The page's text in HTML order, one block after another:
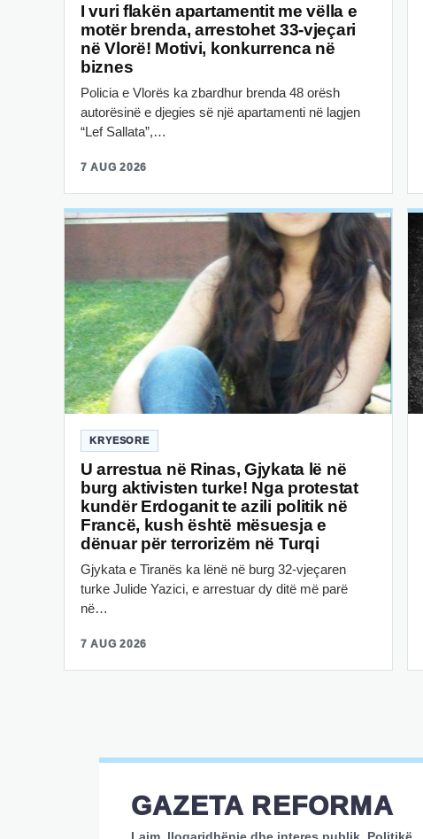
I vuri flakën apartamentit me vëlla e
motër brenda, arrestohet 33-vjeçari
në Vlorë! Motivi, konkurrenca në
biznes
Policia e Vlorës ka zbardhur brenda 48 orësh
autorësinë e djegies së një apartamenti në lagjen
“Lef Sallata”,…
7 AUG 2026
KRYESORE
U arrestua në Rinas, Gjykata lë në
burg aktivisten turke! Nga protestat
kundër Erdoganit te azili politik në
Francë, kush është mësuesja e
dënuar për terrorizëm në Turqi
Gjykata e Tiranës ka lënë në burg 32-vjeçaren
turke Julide Yazici, e arrestuar dy ditë më parë
në…
7 AUG 2026
GAZETA REFORMA